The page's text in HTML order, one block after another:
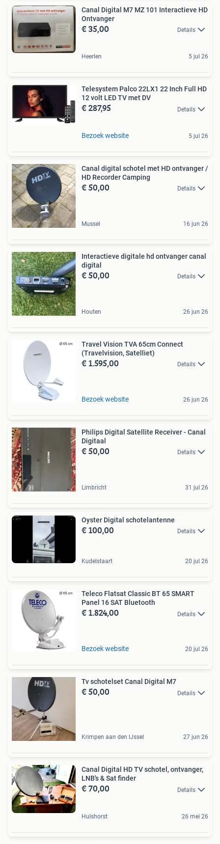
Canal Digital M7 MZ 101 Interactieve HD
Ontvanger
€ 35,00 Details
Heerlen 5 jul 26
Telesystem Palco 22LX1 22 Inch Full HD
12 volt LED TV met DV
€ 287,95 Details
Bezoek website 5 jul 26
Canal digital schotel met HD ontvanger /
HD Recorder Camping
€ 50,00 Details
Mussel 16 jun 26
Interactieve digitale hd ontvanger canal
digital
€ 50,00 Details
Houten 26 jun 26
Travel Vision TVA 65cm Connect
(Travelvision, Satelliet)
€ 1.595,00 Details
Bezoek website 26 jun 26
Philips Digital Satellite Receiver - Canal
Digitaal
€ 50,00 Details
Limbricht 31 jul 26
Oyster Digital schotelantenne
€ 100,00 Details
Kudelstaart 20 jul 26
Teleco Flatsat Classic BT 65 SMART
Panel 16 SAT Bluetooth
€ 1.824,00 Details
Bezoek website 20 jul 26
Tv schotelset Canal Digital M7
€ 50,00 Details
Krimpen aan den IJssel 27 jun 26
Canal Digital HD TV schotel, ontvanger,
LNB's & Sat finder
€ 70,00 Details
Hulshorst 26 mei 26